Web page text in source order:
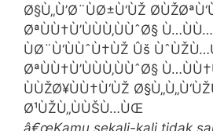
Ø§Ù„Ù’Ø¨ÙØ±Ù‘ÙŽ
ØªÙÙ†Ù’ÙÙÙ‚ÙÙˆØ§
ÙØ¨Ù‘ÙÙˆÙ†ÙŽ Ûš
ØªÙÙ†Ù’ÙÙÙ‚ÙÙˆØ§
ÙÙŽØ¥ÙÙ†Ù‘ÙŽ
Ø¹ÙŽÙ„ÙÙŠÙ…ÙŒ